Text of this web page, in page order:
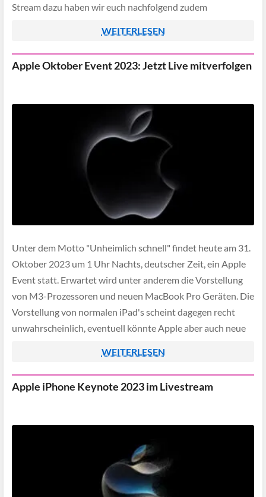
Stream dazu haben wir euch nachfolgend zudem
WEITERLESEN
Apple Oktober Event 2023: Jetzt Live mitverfolgen
Unter dem Motto "Unheimlich schnell" findet heute am 31.
Oktober 2023 um 1 Uhr Nachts, deutscher Zeit, ein Apple
Event statt. Erwartet wird unter anderem die Vorstellung
von M3-Prozessoren und neuen MacBook Pro Geräten. Die
Vorstellung von normalen iPad's scheint dagegen recht
unwahrscheinlich, eventuell könnte Apple aber auch neue
WEITERLESEN
Apple iPhone Keynote 2023 im Livestream